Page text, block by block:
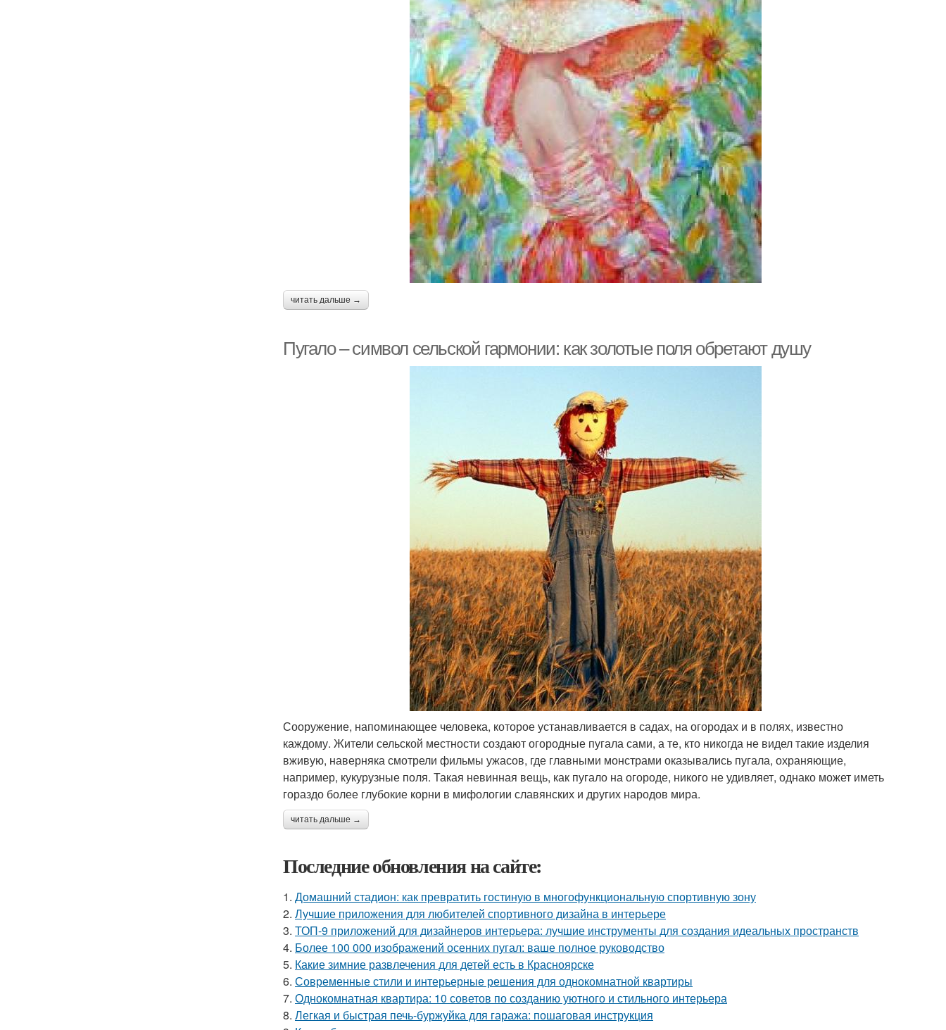
читать дальше →
Пугало – символ сельской гармонии: как золотые поля обретают душу
Сооружение, напоминающее человека, которое устанавливается в садах, на огородах и в полях, известно
каждому. Жители сельской местности создают огородные пугала сами, а те, кто никогда не видел такие изделия
вживую, наверняка смотрели фильмы ужасов, где главными монстрами оказывались пугала, охраняющие,
например, кукурузные поля. Такая невинная вещь, как пугало на огороде, никого не удивляет, однако может иметь
гораздо более глубокие корни в мифологии славянских и других народов мира.
читать дальше →
Последние обновления на сайте:
1. Домашний стадион: как превратить гостиную в многофункциональную спортивную зону
2. Лучшие приложения для любителей спортивного дизайна в интерьере
3. ТОП-9 приложений для дизайнеров интерьера: лучшие инструменты для создания идеальных пространств
4. Более 100 000 изображений осенних пугал: ваше полное руководство
5. Какие зимние развлечения для детей есть в Красноярске
6. Современные стили и интерьерные решения для однокомнатной квартиры
7. Однокомнатная квартира: 10 советов по созданию уютного и стильного интерьера
8. Легкая и быстрая печь-буржуйка для гаража: пошаговая инструкция